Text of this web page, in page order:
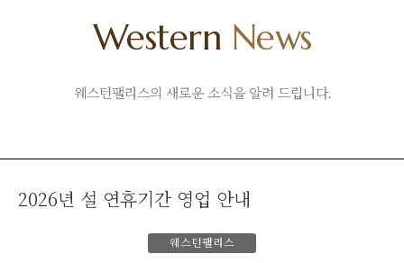
Western News
웨스턴팰리스의 새로운 소식을 알려 드립니다.
2026년 설 연휴기간 영업 안내
웨스턴팰리스